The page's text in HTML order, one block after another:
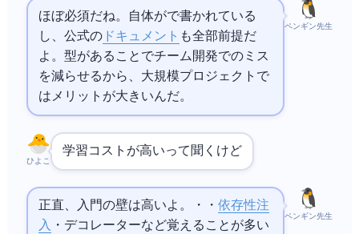
ペンギン先生
ほぼ必須だね。Angular自体がで書かれている
し、公式のドキュメント も全部前提だ
よ。型があることでチーム開発でのミス
を減らせるから、大規模プロジェクトで
はメリットが大きいんだ。
ひよこ
学習コストが高いって聞くけど…
ペンギン先生
正直、入門の壁は高いよ。 ・RxJS・ 依存性注
入 ・デコレーターなど覚えることが多い